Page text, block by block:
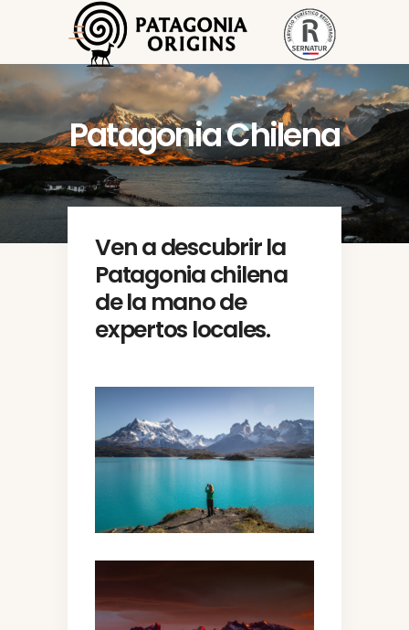
Patagonia Chilena
Ven a descubrir la
Patagonia chilena
de la mano de
expertos locales.